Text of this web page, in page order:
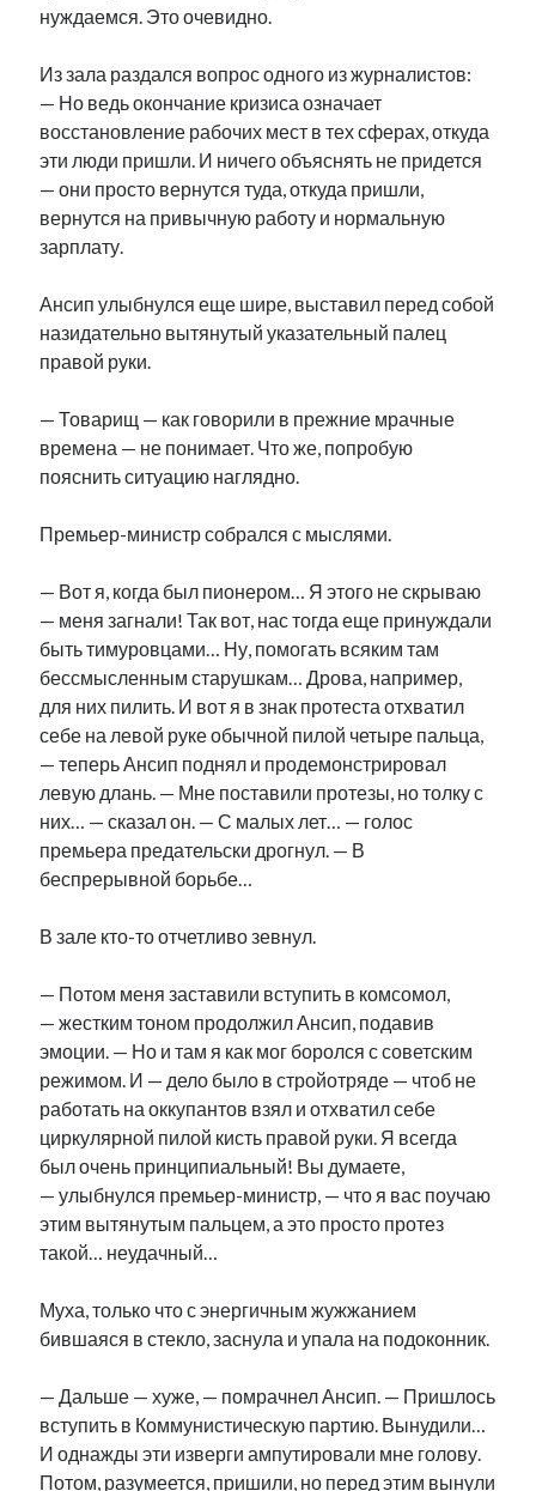
Михаил Стальнухин:
mstalnuhhin@gmail.com
Отзывы и предложения по блогу:
нуждаемся. Это очевидно.
Из зала раздался вопрос одного из журналистов:
— Но ведь окончание кризиса означает
восстановление рабочих мест в тех сферах, откуда
эти люди пришли. И ничего объяснять не придется
— они просто вернутся туда, откуда пришли,
вернутся на привычную работу и нормальную
зарплату.
Ансип улыбнулся еще шире, выставил перед собой
назидательно вытянутый указательный палец
правой руки.
— Товарищ — как говорили в прежние мрачные
времена — не понимает. Что же, попробую
пояснить ситуацию наглядно.
Премьер-министр собрался с мыслями.
— Вот я, когда был пионером… Я этого не скрываю
— меня загнали! Так вот, нас тогда еще принуждали
быть тимуровцами… Ну, помогать всяким там
бессмысленным старушкам… Дрова, например,
для них пилить. И вот я в знак протеста отхватил
себе на левой руке обычной пилой четыре пальца,
— теперь Ансип поднял и продемонстрировал
левую длань. — Мне поставили протезы, но толку с
них… — сказал он. — С малых лет… — голос
премьера предательски дрогнул. — В
беспрерывной борьбе…
В зале кто-то отчетливо зевнул.
— Потом меня заставили вступить в комсомол,
— жестким тоном продолжил Ансип, подавив
эмоции. — Но и там я как мог боролся с советским
режимом. И — дело было в стройотряде — чтоб не
работать на оккупантов взял и отхватил себе
циркулярной пилой кисть правой руки. Я всегда
был очень принципиальный! Вы думаете,
— улыбнулся премьер-министр, — что я вас поучаю
этим вытянутым пальцем, а это просто протез
такой… неудачный…
Муха, только что с энергичным жужжанием
бившаяся в стекло, заснула и упала на подоконник.
— Дальше — хуже, — помрачнел Ансип. — Пришлось
вступить в Коммунистическую партию. Вынудили…
И однажды эти изверги ампутировали мне голову.
Потом, разумеется, пришили, но перед этим вынули